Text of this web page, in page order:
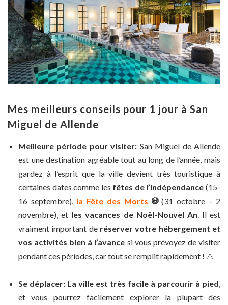
Mes meilleurs conseils pour 1 jour à San
Miguel de Allende
Meilleure période pour visiter: San Miguel de Allende
est une destination agréable tout au long de l’année, mais
gardez à l’esprit que la ville devient très touristique à
certaines dates comme les fêtes de l’indépendance (15-
16 septembre), la Fête des Morts 💀 (31 octobre – 2
novembre), et les vacances de Noël-Nouvel An. Il est
vraiment important de réserver votre hébergement et
vos activités bien à l’avance si vous prévoyez de visiter
pendant ces périodes, car tout se remplit rapidement ! ⚠️
Se déplacer: La ville est très facile à parcourir à pied,
et vous pourrez facilement explorer la plupart des